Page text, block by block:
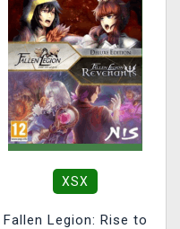
XSX
Fallen Legion: Rise to